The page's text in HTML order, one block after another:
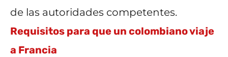
de las autoridades competentes.
Requisitos para que un colombiano viaje
a Francia